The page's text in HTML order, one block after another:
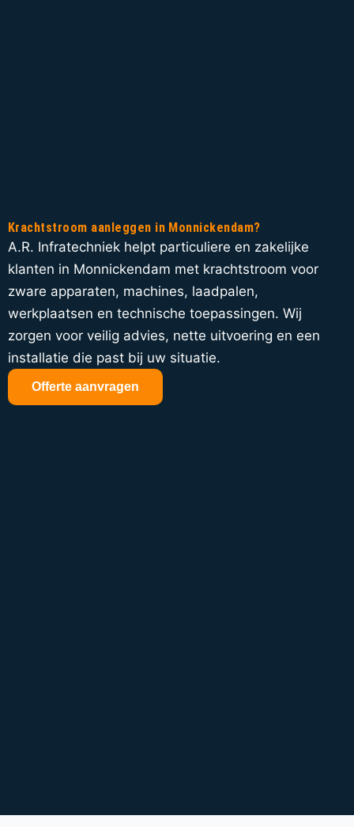
Krachtstroom aanleggen in Monnickendam?
A.R. Infratechniek helpt particuliere en zakelijke
klanten in Monnickendam met krachtstroom voor
zware apparaten, machines, laadpalen,
werkplaatsen en technische toepassingen. Wij
zorgen voor veilig advies, nette uitvoering en een
installatie die past bij uw situatie.
Offerte aanvragen